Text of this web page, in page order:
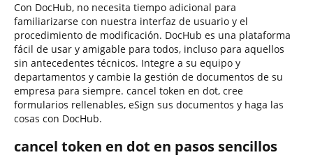
Con DocHub, no necesita tiempo adicional para
familiarizarse con nuestra interfaz de usuario y el
procedimiento de modificación. DocHub es una plataforma
fácil de usar y amigable para todos, incluso para aquellos
sin antecedentes técnicos. Integre a su equipo y
departamentos y cambie la gestión de documentos de su
empresa para siempre. cancel token en dot, cree
formularios rellenables, eSign sus documentos y haga las
cosas con DocHub.
cancel token en dot en pasos sencillos